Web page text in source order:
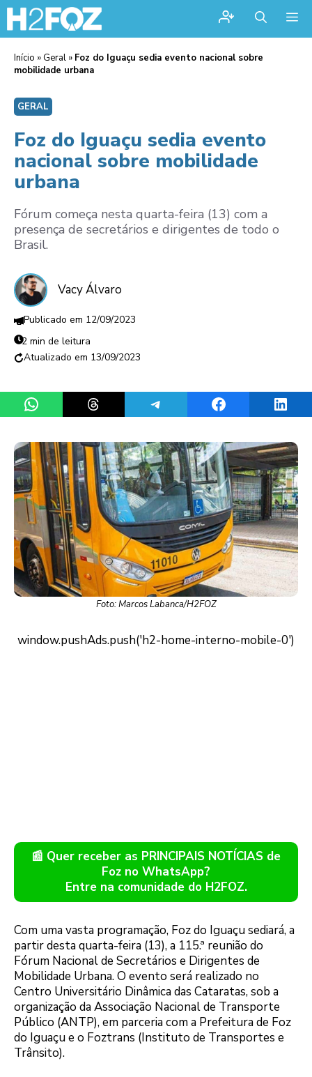
Início » Geral » Foz do Iguaçu sedia evento nacional sobre
mobilidade urbana
GERAL
Foz do Iguaçu sedia evento
nacional sobre mobilidade
urbana
Fórum começa nesta quarta-feira (13) com a
presença de secretários e dirigentes de todo o
Brasil.
Vacy Álvaro
12/09/2023
2 min de leitura
13/09/2023
Share on WhatsAppShare on ThreadsShare on TelegramShare on Facebook
Foto: Marcos Labanca/H2FOZ
📰 Quer receber as PRINCIPAIS NOTÍCIAS de
Foz no WhatsApp?
Entre na comunidade do H2FOZ.
Com uma vasta programação, Foz do Iguaçu sediará, a
partir desta quarta-feira (13), a 115.ª reunião do
Fórum Nacional de Secretários e Dirigentes de
Mobilidade Urbana. O evento será realizado no
Centro Universitário Dinâmica das Cataratas, sob a
organização da Associação Nacional de Transporte
Público (ANTP), em parceria com a Prefeitura de Foz
do Iguaçu e o Foztrans (Instituto de Transportes e
Trânsito).